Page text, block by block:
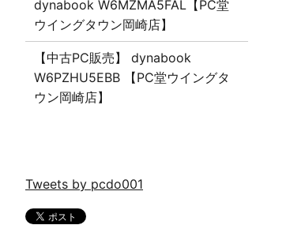
dynabook W6MZMA5FAL【PC堂
ウイングタウン岡崎店】
【中古PC販売】 dynabook
W6PZHU5EBB 【PC堂ウイングタ
ウン岡崎店】
Tweets by pcdo001